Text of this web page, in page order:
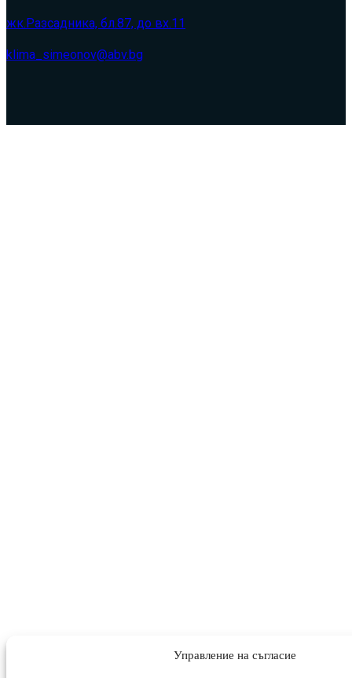
Управление на съгласие
жк.Разсадника, бл.87, до вх.11
klima_simeonov@abv.bg